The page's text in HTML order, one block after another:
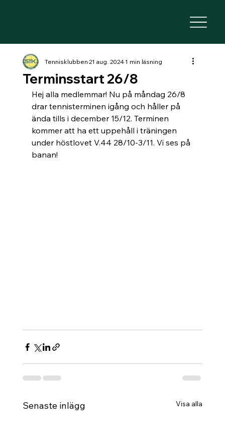
Terminsstart 26/8
Tennisklubben21 aug. 20241 min läsning
Hej alla medlemmar! Nu på måndag 26/8
drar tennisterminen igång och håller på
ända tills i december 15/12. Terminen
kommer att ha ett uppehåll i träningen
under höstlovet V.44 28/10-3/11. Vi ses på
banan!
Senaste inlägg Visa alla